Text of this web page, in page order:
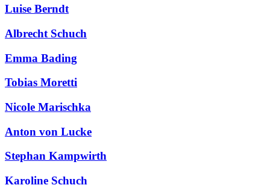
Luise Berndt
Albrecht Schuch
Emma Bading
Tobias Moretti
Nicole Marischka
Anton von Lucke
Stephan Kampwirth
Karoline Schuch